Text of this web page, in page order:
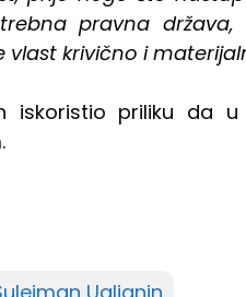
pravna
krivično i
iskoristio priliku da u